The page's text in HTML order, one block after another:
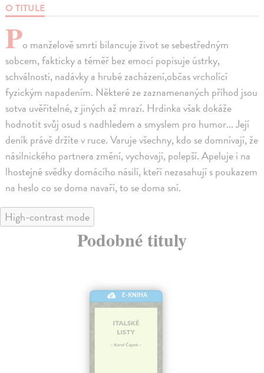
O TITULE
Po manželově smrti bilancuje život se sebestředným
sobcem, fakticky a téměř bez emocí popisuje ústrky,
schválnosti, nadávky a hrubé zacházení,občas vrcholící
fyzickým napadením. Některé ze zaznamenaných příhod jsou
sotva uvěřitelné, z jiných až mrazí. Hrdinka však dokáže
hodnotit svůj osud s nadhledem a smyslem pro humor... Její
deník právě držíte v ruce. Varuje všechny, kdo se domnívají, že
násilnického partnera změní, vychovají, polepší. Apeluje i na
lhostejné svědky domácího násilí, kteří nezasahují s poukazem
na heslo co se doma navaří, to se doma sní.
High-contrast mode
Podobné tituly
E-KNIHA